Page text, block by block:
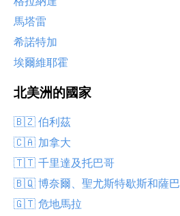
馬塔雷
希諾特加
埃爾維耶霍
北美洲的國家
🇧🇿 伯利茲
🇨🇦 加拿大
🇹🇹 千里達及托巴哥
🇧🇶 博奈爾、聖尤斯特歇斯和薩巴
🇬🇹 危地馬拉